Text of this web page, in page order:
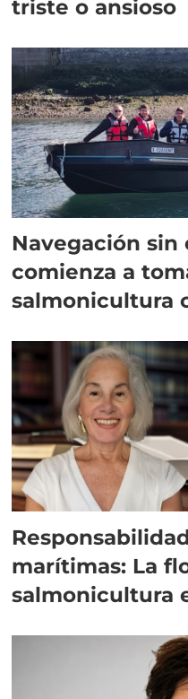
triste o ansioso
Navegación sin
comienza a
salmonicultura
marítimas: La
salmonicultura